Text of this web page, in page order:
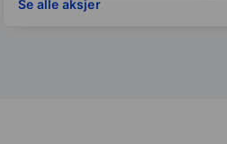
Se alle aksjer